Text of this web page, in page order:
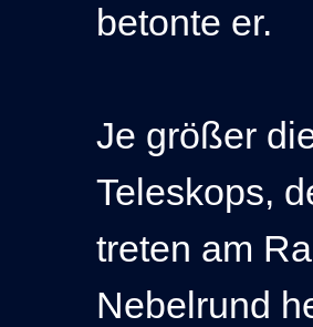
betonte er.
Je größer
Teleskops,
treten am
Nebelrund